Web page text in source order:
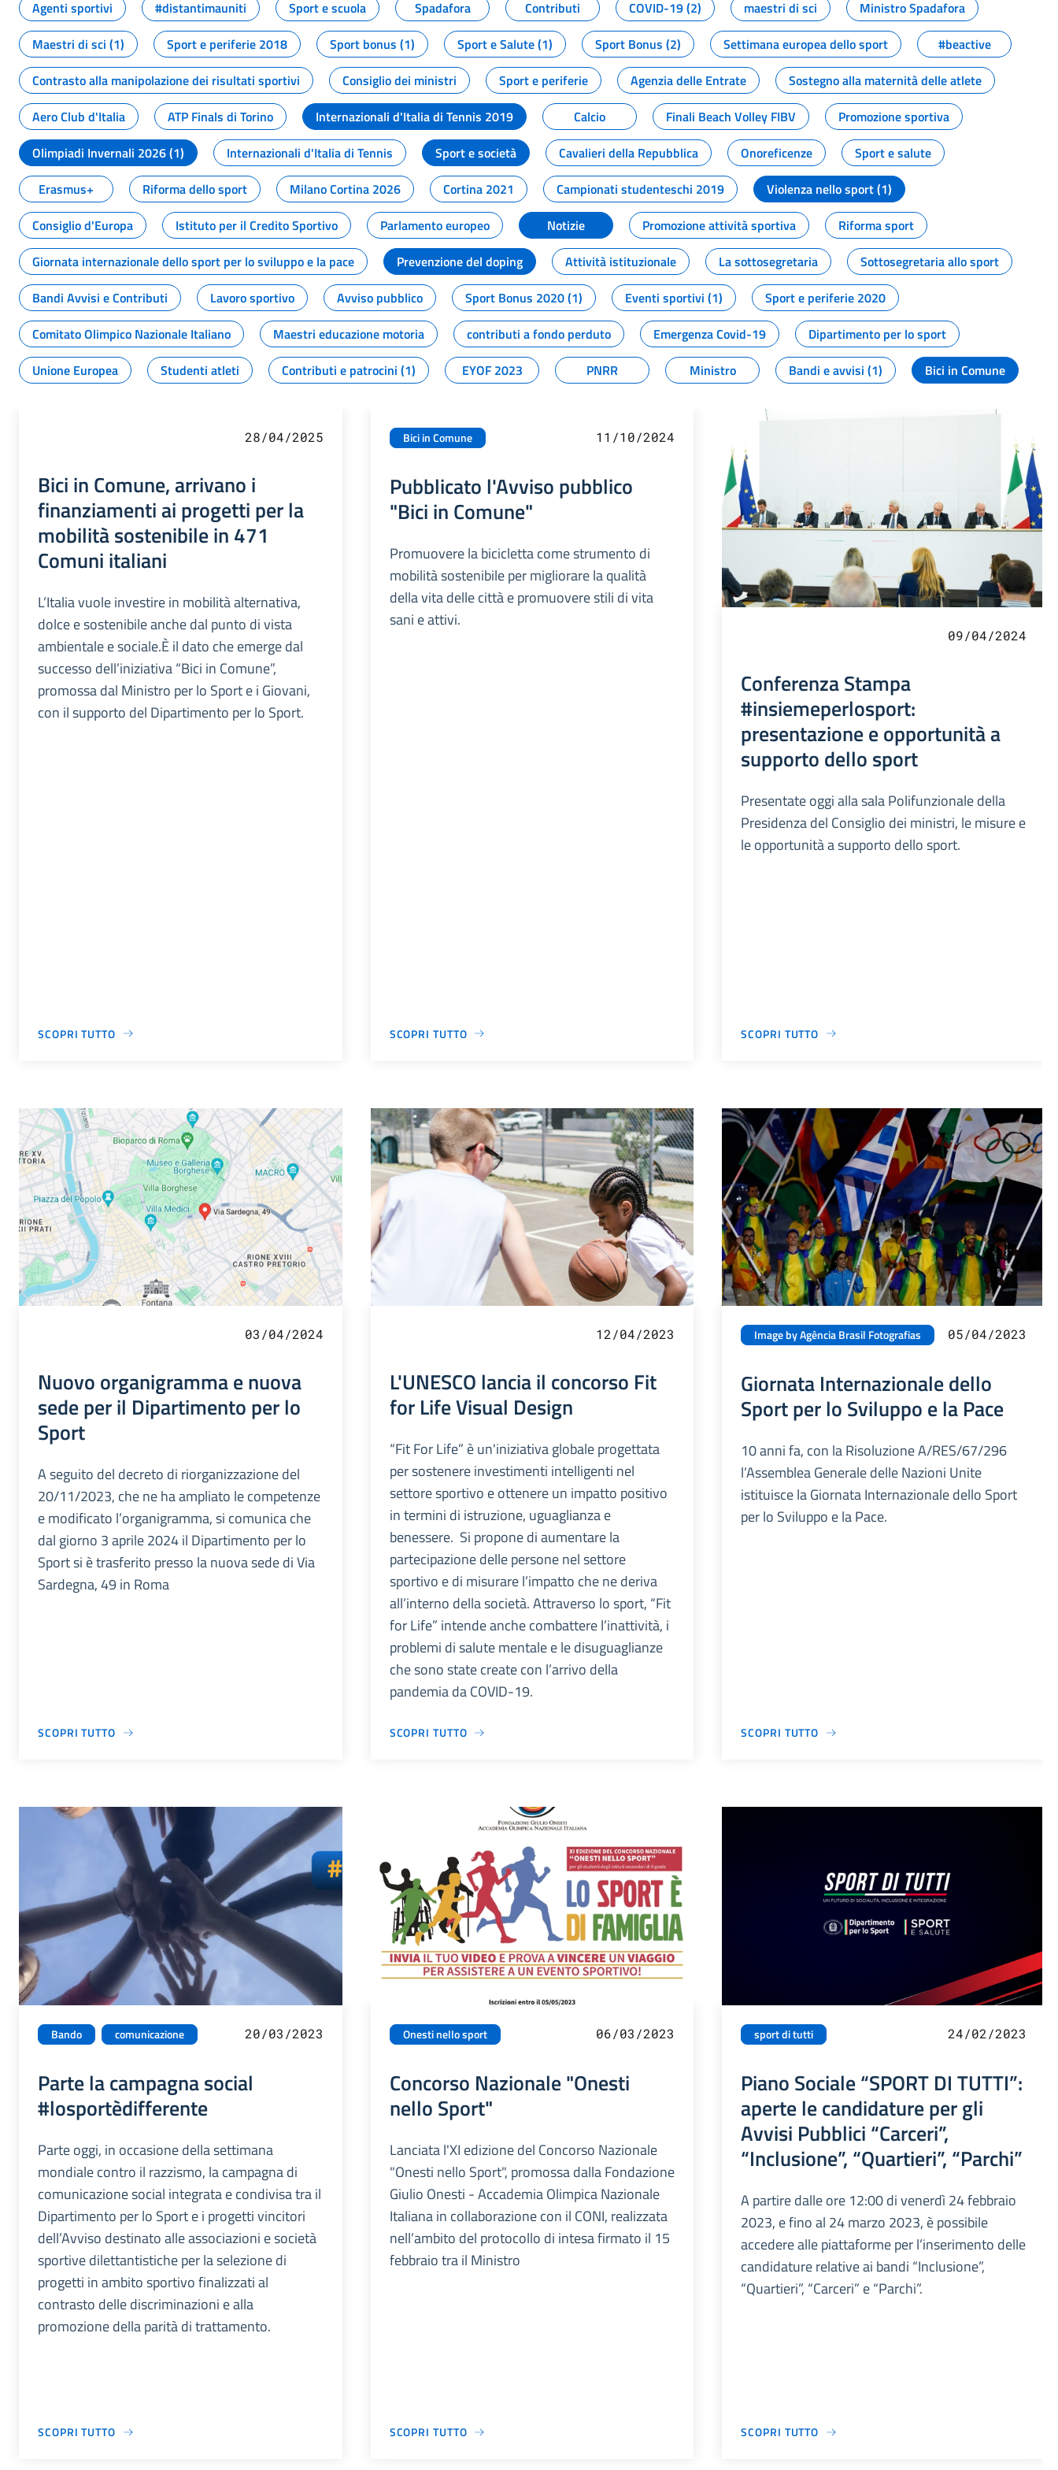
Agenti sportivi
#distantimauniti Sport e scuola Spadafora Contributi COVID-19 (2) maestri di sci
Ministro Spadafora
Maestri di sci (1)
Sport e periferie 2018 Sport bonus (1) Sport e Salute (1) Sport Bonus (2) Settimana europea dello sport
#beactive
Contrasto alla manipolazione dei risultati sportivi
Consiglio dei ministri Sport e periferie Agenzia delle Entrate
Sostegno alla maternità delle atlete
Aero Club d'Italia
ATP Finals di Torino Internazionali d'Italia di Tennis 2019 Calcio Finali Beach Volley FIBV
Promozione sportiva
Olimpiadi Invernali 2026 (1)
Internazionali d'Italia di Tennis Sport e società Cavalieri della Repubblica Onoreficenze
Sport e salute
Erasmus+
Riforma dello sport Milano Cortina 2026 Cortina 2021 Campionati studenteschi 2019
Violenza nello sport (1)
Consiglio d'Europa
Istituto per il Credito Sportivo Parlamento europeo Notizie Promozione attività sportiva
Riforma sport
Giornata internazionale dello sport per lo sviluppo e la pace
Prevenzione del doping Attività istituzionale La sottosegretaria
Sottosegretaria allo sport
Bandi Avvisi e Contributi
Lavoro sportivo Avviso pubblico Sport Bonus 2020 (1) Eventi sportivi (1)
Sport e periferie 2020
Comitato Olimpico Nazionale Italiano
Maestri educazione motoria contributi a fondo perduto Emergenza Covid-19
Dipartimento per lo sport
Unione Europea
Studenti atleti Contributi e patrocini (1) EYOF 2023 PNRR Ministro Bandi e avvisi (1) Bici in Comune
28/04/2025
Bici in Comune, arrivano i
finanziamenti ai progetti per la
mobilità sostenibile in 471
Comuni italiani
L’Italia vuole investire in mobilità alternativa,
dolce e sostenibile anche dal punto di vista
ambientale e sociale.È il dato che emerge dal
successo dell’iniziativa “Bici in Comune”,
promossa dal Ministro per lo Sport e i Giovani,
con il supporto del Dipartimento per lo Sport.
SCOPRI TUTTO
Bici in Comune 11/10/2024
Pubblicato l'Avviso pubblico
"Bici in Comune"
Promuovere la bicicletta come strumento di
mobilità sostenibile per migliorare la qualità
della vita delle città e promuovere stili di vita
sani e attivi.
SCOPRI TUTTO
09/04/2024
Conferenza Stampa
#insiemeperlosport:
presentazione e opportunità a
supporto dello sport
Presentate oggi alla sala Polifunzionale della
Presidenza del Consiglio dei ministri, le misure e
le opportunità a supporto dello sport.
SCOPRI TUTTO
03/04/2024
Nuovo organigramma e nuova
sede per il Dipartimento per lo
Sport
A seguito del decreto di riorganizzazione del
20/11/2023, che ne ha ampliato le competenze
e modificato l’organigramma, si comunica che
dal giorno 3 aprile 2024 il Dipartimento per lo
Sport si è trasferito presso la nuova sede di Via
Sardegna, 49 in Roma
SCOPRI TUTTO
12/04/2023
L'UNESCO lancia il concorso Fit
for Life Visual Design
“Fit For Life” è un'iniziativa globale progettata
per sostenere investimenti intelligenti nel
settore sportivo e ottenere un impatto positivo
in termini di istruzione, uguaglianza e
benessere. Si propone di aumentare la
partecipazione delle persone nel settore
sportivo e di misurare l’impatto che ne deriva
all’interno della società. Attraverso lo sport, “Fit
for Life” intende anche combattere l’inattività, i
problemi di salute mentale e le disuguaglianze
che sono state create con l’arrivo della
pandemia da COVID-19.
SCOPRI TUTTO
Image by Agência Brasil Fotografias 05/04/2023
Giornata Internazionale dello
Sport per lo Sviluppo e la Pace
10 anni fa, con la Risoluzione A/RES/67/296
l’Assemblea Generale delle Nazioni Unite
istituisce la Giornata Internazionale dello Sport
per lo Sviluppo e la Pace.
SCOPRI TUTTO
Bando comunicazione 20/03/2023
Parte la campagna social
#losportèdifferente
Parte oggi, in occasione della settimana
mondiale contro il razzismo, la campagna di
comunicazione social integrata e condivisa tra il
Dipartimento per lo Sport e i progetti vincitori
dell’Avviso destinato alle associazioni e società
sportive dilettantistiche per la selezione di
progetti in ambito sportivo finalizzati al
contrasto delle discriminazioni e alla
promozione della parità di trattamento.
SCOPRI TUTTO
Onesti nello sport 06/03/2023
Concorso Nazionale "Onesti
nello Sport"
Lanciata l'XI edizione del Concorso Nazionale
"Onesti nello Sport", promossa dalla Fondazione
Giulio Onesti - Accademia Olimpica Nazionale
Italiana in collaborazione con il CONI, realizzata
nell’ambito del protocollo di intesa firmato il 15
febbraio tra il Ministro
SCOPRI TUTTO
sport di tutti 24/02/2023
Piano Sociale “SPORT DI TUTTI”:
aperte le candidature per gli
Avvisi Pubblici “Carceri”,
“Inclusione”, “Quartieri”, “Parchi”
A partire dalle ore 12:00 di venerdì 24 febbraio
2023, e fino al 24 marzo 2023, è possibile
accedere alle piattaforme per l’inserimento delle
candidature relative ai bandi “Inclusione”,
“Quartieri”, “Carceri” e “Parchi”.
SCOPRI TUTTO